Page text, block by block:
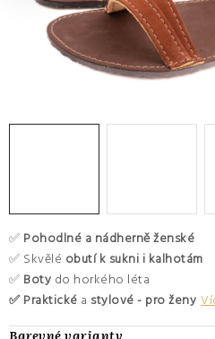
O nás Hodnocení obchodu
Výměna a vrácení zboží
Kontakty
✅ Pohodlné a nádherně ženské
✅ Skvělé obutí k sukni i kalhotám
✅ Boty do horkého léta
✅ Praktické a stylové - pro ženy